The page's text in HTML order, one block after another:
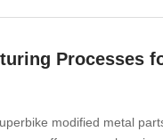
Processes
modified metal